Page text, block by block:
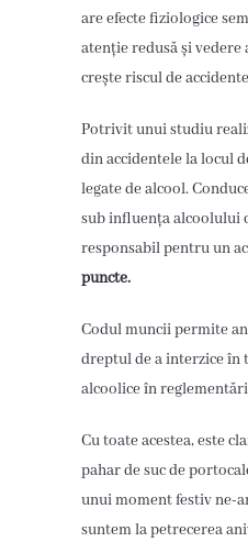
are efecte fiziologice
atenție redusă și vedere
crește riscul de
Potrivit unui studiu
din accidentele la locul
legate de alcool.
sub influența alcoolului
responsabil pentru un
puncte.
Codul muncii permite
dreptul de a interzice
alcoolice în
Cu toate acestea, este
pahar de suc de
unui moment festiv ne-
suntem la petrecerea